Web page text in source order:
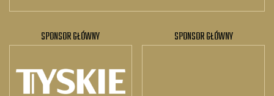
SPONSOR GŁÓWNY SPONSOR GŁÓWNY